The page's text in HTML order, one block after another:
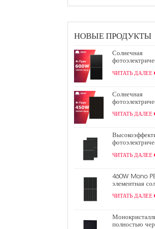
НОВЫЕ ПРОДУКТЫ
Солнечная
600 Вт
ЧИТАТЬ ДАЛЕЕ
Солнечная
440W All Black
ЧИТАТЬ ДАЛЕЕ
182 мм
ячейкой
ЧИТАТЬ ДАЛЕЕ
460W Mono
элементная
ЧИТАТЬ ДАЛЕЕ
полностью